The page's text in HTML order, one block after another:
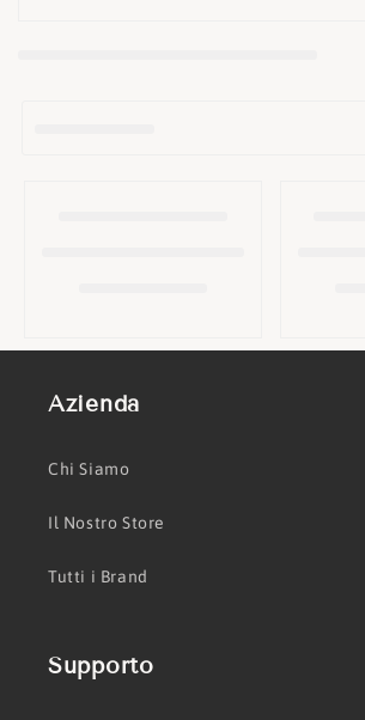
:
Azienda
Chi Siamo
Il Nostro Store
Tutti i Brand
Supporto